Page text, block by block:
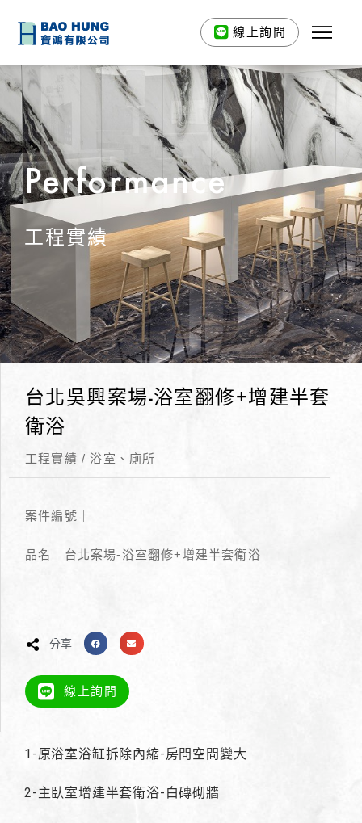
線上詢問
Performance
工程實績
1-原浴室浴缸拆除內縮-房間空間變大
2-主臥室增建半套衛浴-白磚砌牆
台北吳興案場-浴室翻修+增建半套
衛浴
工程實績 / 浴室、廁所
案件編號｜
品名｜台北案場-浴室翻修+增建半套衛浴
分享
線上詢問